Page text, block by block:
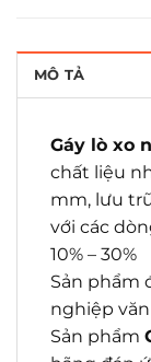
MÔ TẢ
Gáy lò xo
chất liệu
mm, lưu
với các
10% – 30%
Sản phẩm
nghiệp
Sản phẩm